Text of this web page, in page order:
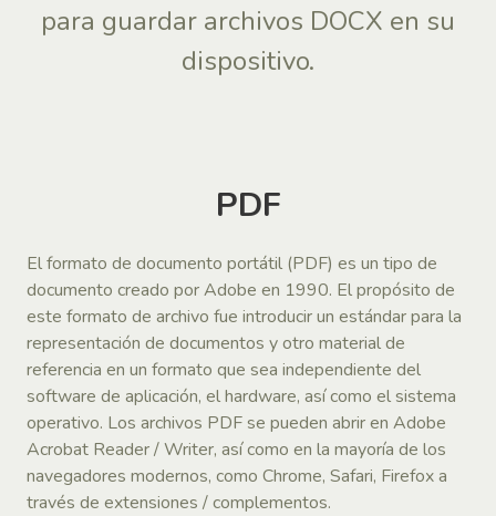
para guardar archivos DOCX en su
dispositivo.
PDF
El formato de documento portátil (PDF) es un tipo de
documento creado por Adobe en 1990. El propósito de
este formato de archivo fue introducir un estándar para la
representación de documentos y otro material de
referencia en un formato que sea independiente del
software de aplicación, el hardware, así como el sistema
operativo. Los archivos PDF se pueden abrir en Adobe
Acrobat Reader / Writer, así como en la mayoría de los
navegadores modernos, como Chrome, Safari, Firefox a
través de extensiones / complementos.